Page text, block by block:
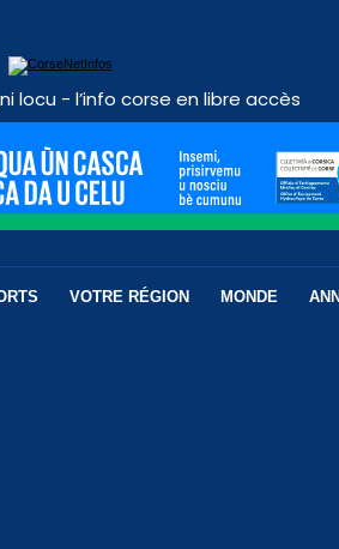
locu - l’info corse en libre accès
VOTRE RÉGION MONDE